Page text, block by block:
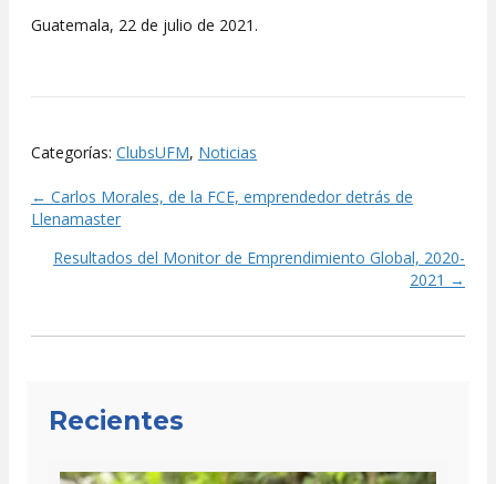
Guatemala, 22 de julio de 2021.
Categorías: ClubsUFM, Noticias
Posts
navigation
← Carlos Morales, de la FCE, emprendedor detrás de
Llenamaster
Resultados del Monitor de Emprendimiento Global, 2020-
2021 →
Recientes